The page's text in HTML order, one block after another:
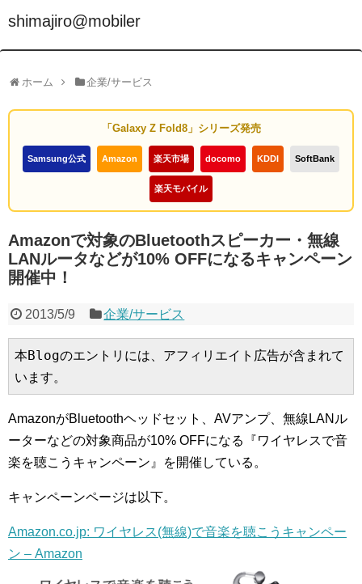
shimajiro@mobiler
ホーム 企業/サービス
「Galaxy Z Fold8」シリーズ発売
Samsung公式 Amazon 楽天市場 docomo KDDI SoftBank
楽天モバイル
Amazonで対象のBluetoothスピーカー・無線
LANルータなどが10% OFFになるキャンペーン
開催中！
2013/5/9 企業/サービス
本Blogのエントリには、アフィリエイト広告が含まれて
います。
AmazonがBluetoothヘッドセット、AVアンプ、無線LANル
ーターなどの対象商品が10% OFFになる『ワイヤレスで音
楽を聴こうキャンペーン』を開催している。
キャンペーンページは以下。
Amazon.co.jp: ワイヤレス(無線)で音楽を聴こうキャンペー
ン – Amazon